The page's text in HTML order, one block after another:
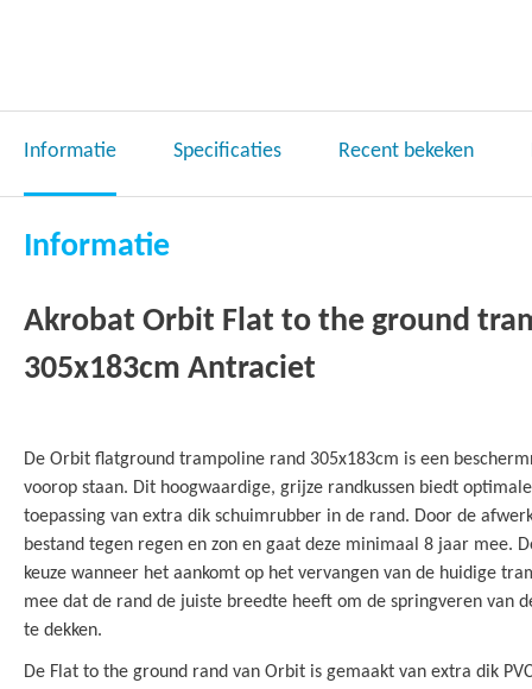
de
afbeeldingen-
Informatie Specificaties Recent bekeken
Informatie
Akrobat Orbit Flat to the ground
305x183cm Antraciet
De Orbit flatground trampoline rand 305x183cm is een
voorop staan. Dit hoogwaardige, grijze randkussen biedt
toepassing van extra dik schuimrubber in de rand. Door de
bestand tegen regen en zon en gaat deze minimaal 8 jaar mee.
keuze wanneer het aankomt op het vervangen van de huidige
mee dat de rand de juiste breedte heeft om de springveren van
te dekken.
De Flat to the ground rand van Orbit is gemaakt van extra dik